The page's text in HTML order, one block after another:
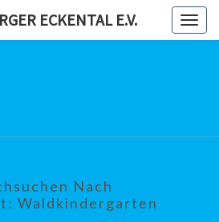
ECKENTAL E.V.
Nach
Waldkindergarten